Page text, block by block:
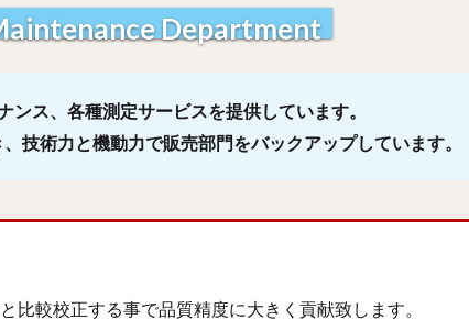
Department
ス、各種測定サービスを提供しています。
技術力と機動力で販売部門をバックアップしています。
比較校正する事で品質精度に大きく貢献致します。